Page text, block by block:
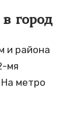
город
и района
мя
метро